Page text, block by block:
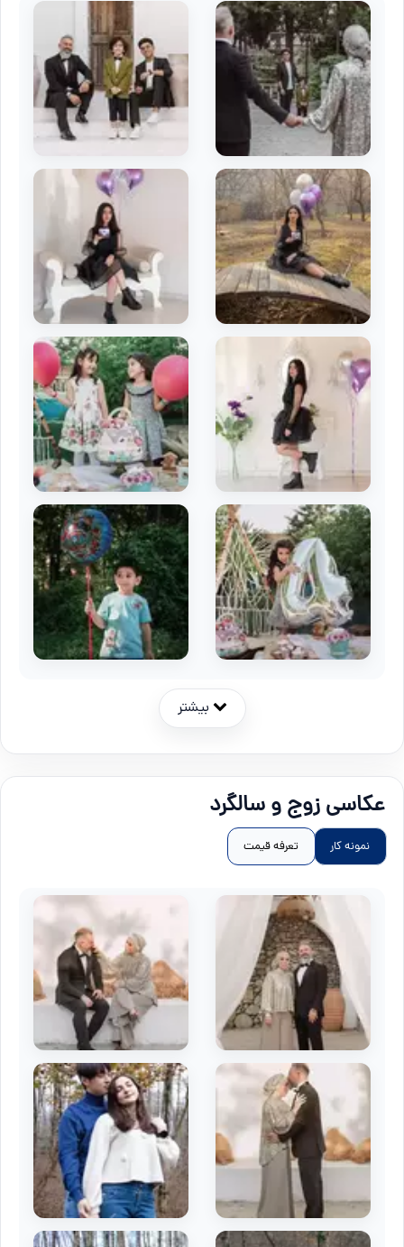
بیشتر
عکاسی زوج و سالگرد
نمونه کار تعرفه قیمت